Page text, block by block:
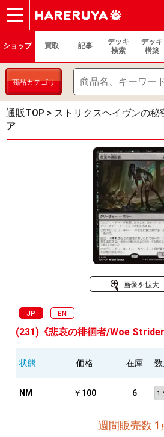
ショップ
買取
記事
デッキ検索
デッキ構築
選手一覧
店舗一覧
イベント
ヘルプ
お問い合わせ ログイン／会
マイページ
ショップ 買取 記事
デッキ
検索
デッキ
構築
商品カテゴリ
通販TOP > ストリクスヘイヴンの秘
ア
画像を拡大
JP EN
(231)《悲哀の徘徊者/Woe
状態 価格 在庫
NM ￥100 6
週間販売数 1